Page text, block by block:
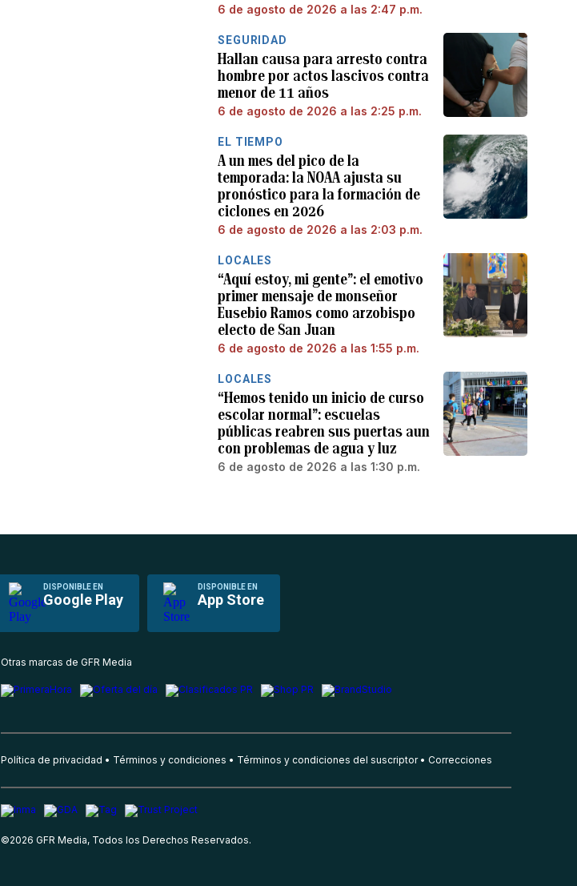
6 de agosto de 2026 a las 2:47 p.m.
SEGURIDAD
Hallan causa para arresto contra
hombre por actos lascivos contra
menor de 11 años
6 de agosto de 2026 a las 2:25 p.m.
EL TIEMPO
A un mes del pico de la
temporada: la NOAA ajusta su
pronóstico para la formación de
ciclones en 2026
6 de agosto de 2026 a las 2:03 p.m.
LOCALES
“Aquí estoy, mi gente”: el emotivo
primer mensaje de monseñor
Eusebio Ramos como arzobispo
electo de San Juan
6 de agosto de 2026 a las 1:55 p.m.
LOCALES
“Hemos tenido un inicio de curso
escolar normal”: escuelas
públicas reabren sus puertas aun
con problemas de agua y luz
6 de agosto de 2026 a las 1:30 p.m.
DISPONIBLE EN
Google Play
DISPONIBLE EN
App Store
Otras marcas de GFR Media
Política de privacidad Términos y condiciones Términos y condiciones del suscriptor Correcciones
©2026 GFR Media, Todos los Derechos Reservados.